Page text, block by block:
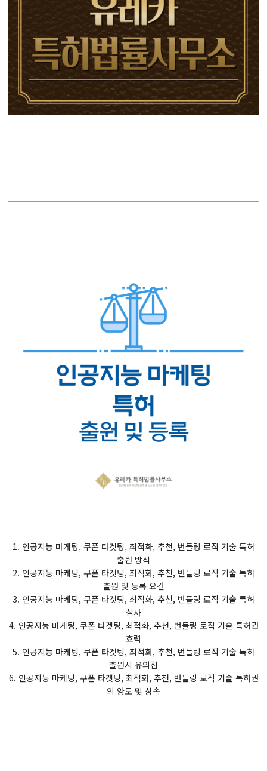
1. 인공지능 마케팅, 쿠폰 타겟팅, 최적화, 추천, 번들링 로직 기술 특허
출원 방식
2. 인공지능 마케팅, 쿠폰 타겟팅, 최적화, 추천, 번들링 로직 기술 특허
출원 및 등록 요건
3. 인공지능 마케팅, 쿠폰 타겟팅, 최적화, 추천, 번들링 로직 기술 특허
심사
4. 인공지능 마케팅, 쿠폰 타겟팅, 최적화, 추천, 번들링 로직 기술 특허권
효력
5. 인공지능 마케팅, 쿠폰 타겟팅, 최적화, 추천, 번들링 로직 기술 특허
출원시 유의점
6. 인공지능 마케팅, 쿠폰 타겟팅, 최적화, 추천, 번들링 로직 기술 특허권
의 양도 및 상속